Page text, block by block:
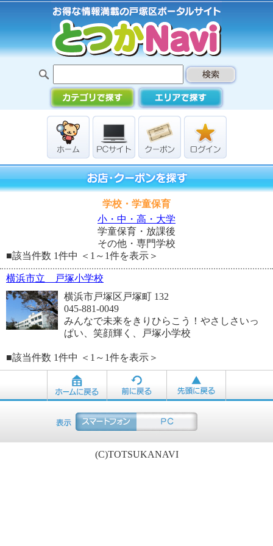
学校・学童保育
小・中・高・大学
学童保育・放課後
その他・専門学校
■該当件数 1件中 ＜1～1件を表示＞
横浜市立 戸塚小学校
横浜市戸塚区戸塚町 132
045-881-0049
みんなで未来をきりひらこう！やさしさいっ
ぱい、笑顔輝く、戸塚小学校
■該当件数 1件中 ＜1～1件を表示＞
(C)TOTSUKANAVI